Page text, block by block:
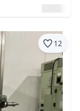
12